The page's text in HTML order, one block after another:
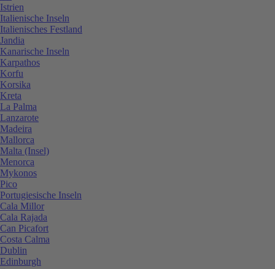
Istrien
Italienische Inseln
Italienisches Festland
Jandia
Kanarische Inseln
Karpathos
Korfu
Korsika
Kreta
La Palma
Lanzarote
Madeira
Mallorca
Malta (Insel)
Menorca
Mykonos
Pico
Portugiesische Inseln
Cala Millor
Cala Rajada
Can Picafort
Costa Calma
Dublin
Edinburgh